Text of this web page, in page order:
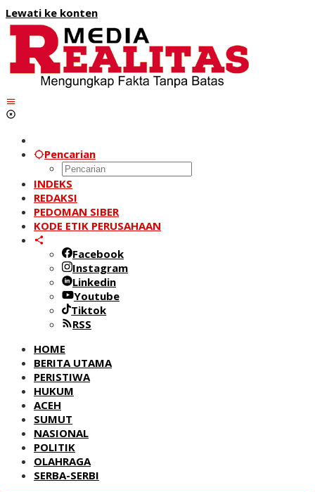
Lewati ke konten
Pencarian
INDEKS
REDAKSI
PEDOMAN SIBER
KODE ETIK PERUSAHAAN
Facebook
Instagram
Linkedin
Youtube
Tiktok
RSS
HOME
BERITA UTAMA
PERISTIWA
HUKUM
ACEH
SUMUT
NASIONAL
POLITIK
OLAHRAGA
SERBA-SERBI